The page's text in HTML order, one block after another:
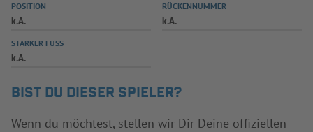
POSITION
k.A.
RÜCKENNUMMER
k.A.
STARKER FUSS
k.A.
BIST DU DIESER SPIELER?
Wenn du möchtest, stellen wir Dir Deine offiziellen